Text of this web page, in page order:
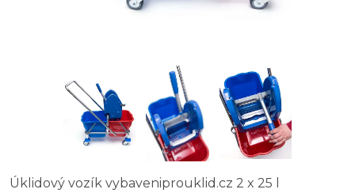
Úklidový vozík vybaveniprouklid.cz 2 x 25 l